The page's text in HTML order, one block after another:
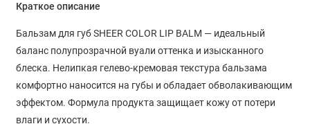
Краткое описание
Бальзам для губ SHEER COLOR LIP BALM — идеальный
баланс полупрозрачной вуали оттенка и изысканного
блеска. Нелипкая гелево-кремовая текстура бальзама
комфортно наносится на губы и обладает обволакивающим
эффектом. Формула продукта защищает кожу от потери
влаги и сухости.